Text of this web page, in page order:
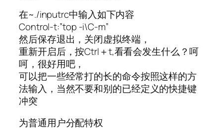
在~./inputrc中输入如下内容
Control-t:”top -i\C-m”
然后保存退出，关闭虚拟终端，
重新开启后，按Ctrl＋t,看看会发生什么？呵
呵，很好用吧，
可以把一些经常打的长的命令按照这样的方
法输入，当然不要和别的已经定义的快捷键
冲突
为普通用户分配特权